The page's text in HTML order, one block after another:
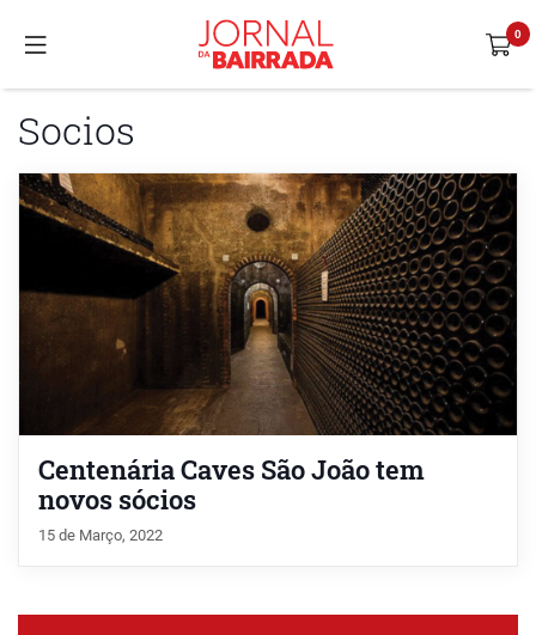
Socios
Centenária Caves São João tem
novos sócios
15 de Março, 2022